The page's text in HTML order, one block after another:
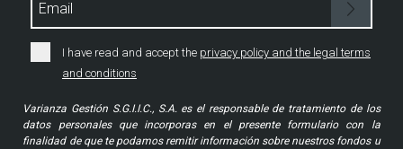
I have read and accept the privacy policy and the legal terms
and conditions
Varianza Gestión S.G.I.I.C., S.A. es el responsable de tratamiento de los
datos personales que incorporas en el presente formulario con la
finalidad de que te podamos remitir información sobre nuestros fondos u